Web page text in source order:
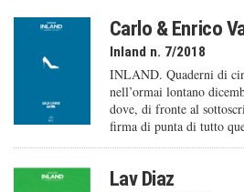
Carlo & Enrico
Inland n. 7/2018
INLAND. Quaderni di
nell’ormai lontano
dove, di fronte al
firma di punta di tutto
Lav Diaz